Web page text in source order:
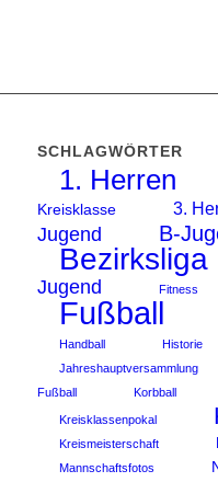
SCHLAGWÖRTER
1. Herren
Kreisklasse
3.
Jugend
B-
Bezirksliga
Jugend
Fitness
Fußball
Handball
Historie
Jahreshauptversammlung
Fußball
Korbball
Kreisklassenpokal
Kreismeisterschaft
Mannschaftsfotos